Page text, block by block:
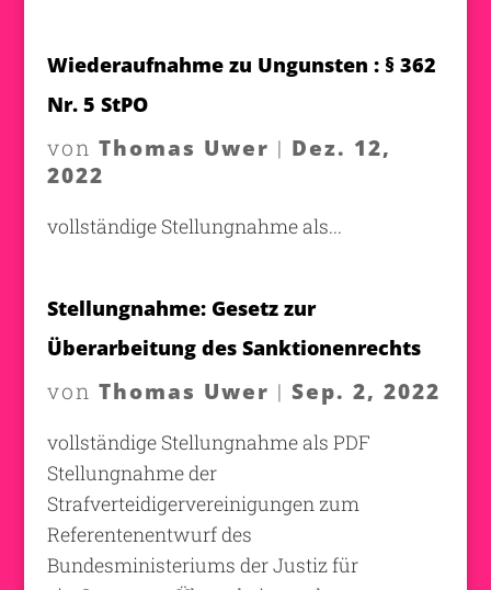
Wiederaufnahme zu Ungunsten : § 362
Nr. 5 StPO
von Thomas Uwer | Dez. 12,
2022
vollständige Stellungnahme als...
Stellungnahme: Gesetz zur
Überarbeitung des Sanktionenrechts
von Thomas Uwer | Sep. 2, 2022
vollständige Stellungnahme als PDF
Stellungnahme der
Strafverteidigervereinigungen zum
Referentenentwurf des
Bundesministeriums der Justiz für